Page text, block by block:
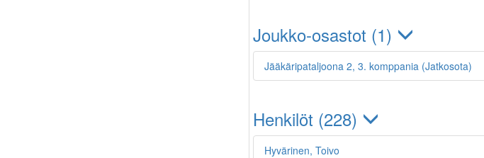
Joukko-osastot (1)
Jääkäripataljoona 2, 3. komppania (Jatkosota)
Henkilöt (228)
Hyvärinen, Toivo